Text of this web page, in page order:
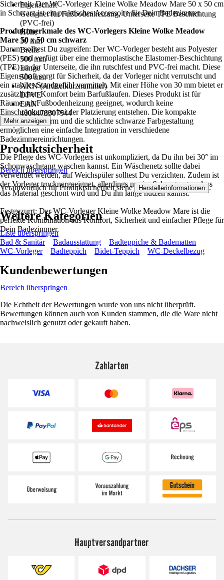
Eigenschaft
Geeignet für Fußbodenheizung, Unterseite TPE Beschichtung
(PVC-frei)
Höhe
30 mm
Breite
500 mm
Länge
500 mm
AKN (Artikelkurznummer)
DFVE
EAN
4004478307544
Sicherheit. Der WC-Vorleger Kleine Wolke Meadow Mare 50 x 50 cm
in Schwarz ist ein praktisches Accessoire für Dein Badezimmer.
Produktmerkmale des WC-Vorlegers Kleine Wolke Meadow
Mare 50 x 50 cm schwarz
Darum solltest Du zugreifen: Der WC-Vorleger besteht aus Polyester
(PES) und verfügt über eine thermoplastische Elastomer-Beschichtung
(TPE) an der Unterseite, die ihn rutschfest und PVC-frei macht. Diese
Eigenschaft sorgt für Sicherheit, da der Vorleger nicht verrutscht und
ein stabiles Standgefühl vermittelt. Mit einer Höhe von 30 mm bietet er
zusätzlichen Komfort beim Barfußlaufen. Dieses Produkt ist für
Räume mit Fußbodenheizung geeignet, wodurch keine
Einschränkungen bei der Platzierung entstehen. Die kompakte
quadratische Form und die schlichte schwarze Farbgestaltung
ermöglichen eine einfache Integration in verschiedene
Badezimmereinrichtungen.
Die Pflege des WC-Vorlegers ist unkompliziert, da Du ihn bei 30° im
Schonwaschgang waschen kannst. Ein Wäschenetz sollte dabei
verwendet werden, auf Weichspüler solltest Du verzichten. Zudem ist
der Vorleger trocknergeeignet, allerdings nur im Schongang, sodass
das Material geschont wird und Du ihn lange nutzen kannst.
Festgezurrt: Der WC-Vorleger Kleine Wolke Meadow Mare ist die
perfekte Kombination aus Komfort, Sicherheit und einfacher Pflege für
Dein Badezimmer.
Mehr anzeigen
Produktsicherheit
Bereich überspringen
Verantwortlich für Produktsicherheit siehe Herstellerinformationen .
Weitere Kategorien
Liste überspringen
Bad & Sanitär
Badausstattung
Badteppiche & Badematten
WC-Vorleger
Badteppich Bidet-Teppich WC-Deckelbezug
Kundenbewertungen
Bereich überspringen
Die Echtheit der Bewertungen wurde von uns nicht überprüft.
Bewertungen können auch von Kunden stammen, die die Ware nicht
nachweislich genutzt oder gekauft haben.
Zahlarten
Hauptversandpartner